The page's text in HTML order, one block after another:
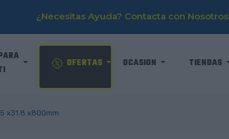
¿Necesitas Ayuda? Contacta con Nosotros
OFERTAS OCASION TIENDAS
x31.8 x800mm